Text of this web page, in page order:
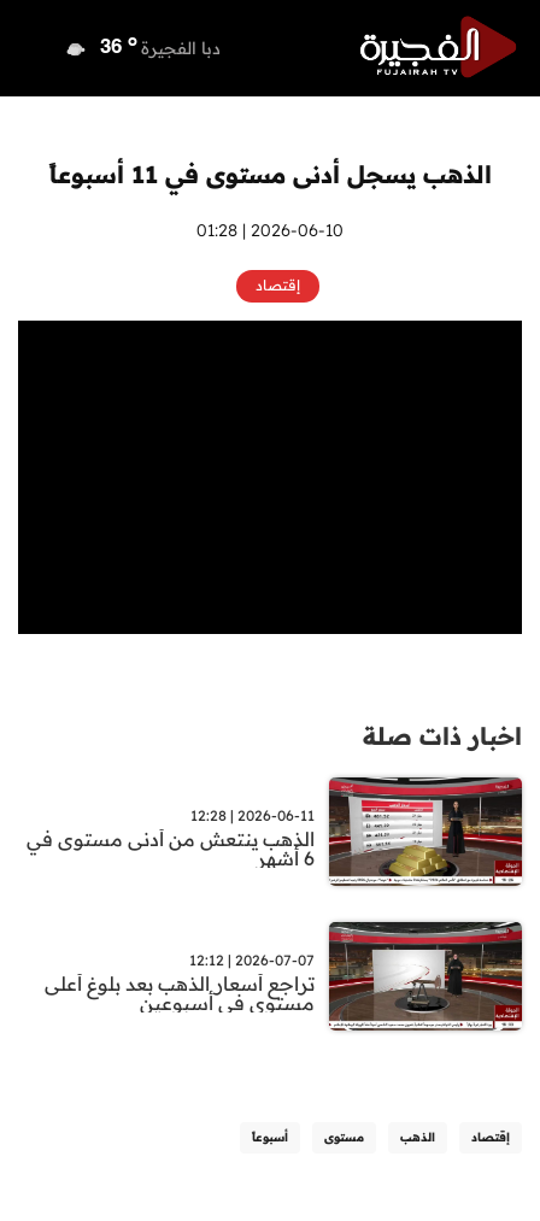
دبا الفجيرة 36 o
عجمان 36
أم القيوين o
راس الخيمة
الذهب يسجل أدنى مستوى في 11 أسبوعاً
2026-06-10 | 01:28
إقتصاد
اخبار ذات صلة
2026-06-11 | 12:28
الذهب ينتعش من أدنى مستوى في
6 أشهر
2026-07-07 | 12:12
تراجع أسعار الذهب بعد بلوغ أعلى
مستوى في أسبوعين
إقتصاد الذهب مستوى أسبوعاً